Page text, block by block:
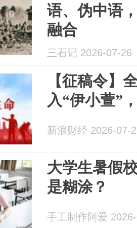
语、伪中语
融合
三石记 2026-07-26
【征稿令】
入“伊小萱”
新浪财经 2026-07-
大学生暑假
是糊涂？
手工制作阿爱